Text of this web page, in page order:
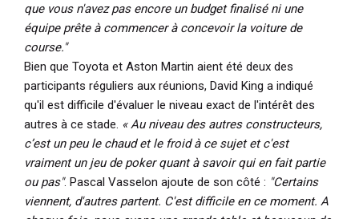
que vous n'avez pas encore un budget finalisé ni une
équipe prête à commencer à concevoir la voiture de
course."
Bien que Toyota et Aston Martin aient été deux des
participants réguliers aux réunions, David King a indiqué
qu'il est difficile d'évaluer le niveau exact de l'intérêt des
autres à ce stade. « Au niveau des autres constructeurs,
c’est un peu le chaud et le froid à ce sujet et c'est
vraiment un jeu de poker quant à savoir qui en fait partie
ou pas". Pascal Vasselon ajoute de son côté : "Certains
viennent, d'autres partent. C'est difficile en ce moment. A